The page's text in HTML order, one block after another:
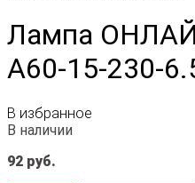
Лампа
A60-15-230-
В избранное
В наличии
92 руб.